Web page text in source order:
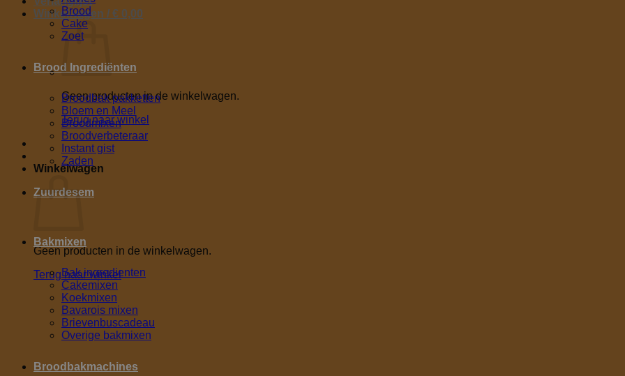
Winkelwagen / € 0,00
Geen producten in de winkelwagen.
Terug naar winkel
Winkelwagen
Geen producten in de winkelwagen.
Terug naar winkel
Brood
Cake
Zoet
Brood Ingrediënten
Broodbak pakketten
Bloem en Meel
Broodmixen
Broodverbeteraar
Instant gist
Zaden
Zuurdesem
Bakmixen
Bak ingredienten
Cakemixen
Koekmixen
Bavarois mixen
Brievenbuscadeau
Overige bakmixen
Broodbakmachines